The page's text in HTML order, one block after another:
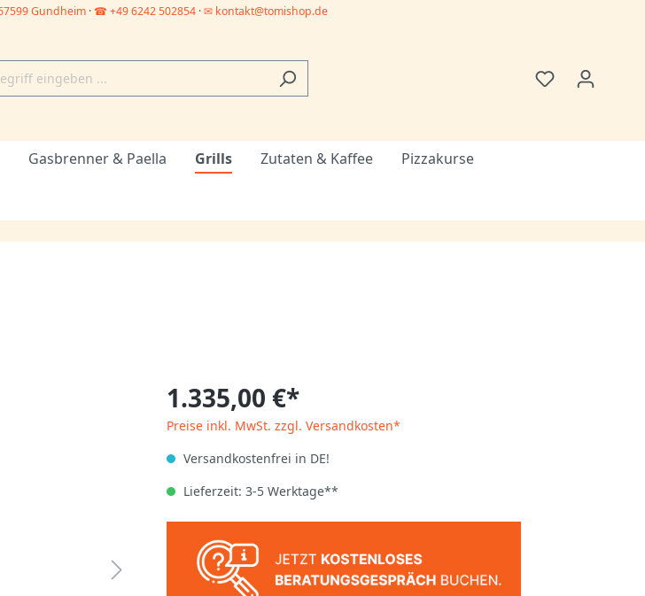
Gundheim · ☎ +49 6242 502854·✉ kontakt@tomishop.de
Gasbrenner & Paella Grills Zutaten & Kaffee Pizzakurse
1.335,00 €*
Preise inkl. MwSt. zzgl. Versandkosten*
Versandkostenfrei in DE!
Lieferzeit: 3-5 Werktage**